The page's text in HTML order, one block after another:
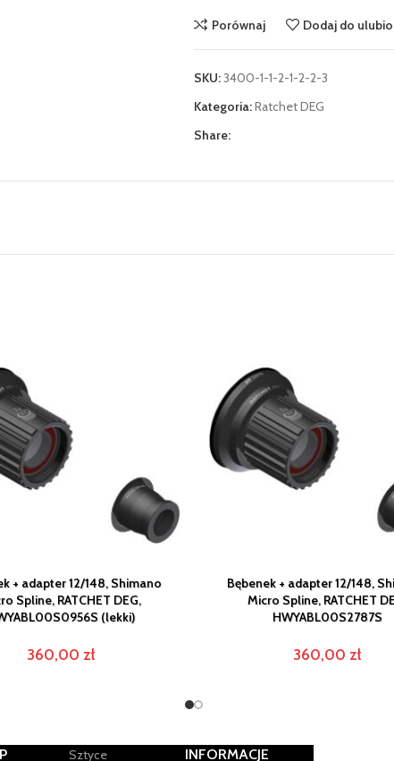
Porównaj Dodaj do
SKU:3400-1-1-2-1-2-2-3
Kategoria:Ratchet DEG
Share:
+ adapter 12/148, Shimano
Spline, RATCHET DEG,
(lekki)
360,00 zł
Bębenek + adapter 12/148,
Micro Spline, RATCHET
HWYABL00S2787S
360,00 zł
Sztyce INFORMACJE